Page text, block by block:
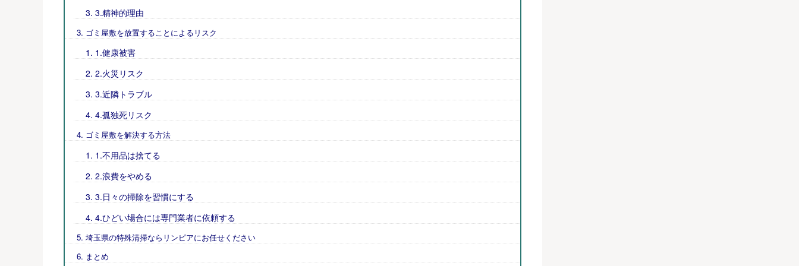
3.精神的理由
ゴミ屋敷を放置することによるリスク
1.健康被害
2.火災リスク
3.近隣トラブル
4.孤独死リスク
ゴミ屋敷を解決する方法
1.不用品は捨てる
2.浪費をやめる
3.日々の掃除を習慣にする
4.ひどい場合には専門業者に依頼する
埼玉県の特殊清掃ならリンピアにお任せください
まとめ